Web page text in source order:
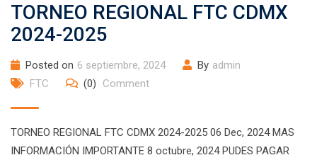
TORNEO REGIONAL FTC CDMX
2024-2025
Posted on 6 septiembre, 2024 By admin
FTC
(0) Comment
TORNEO REGIONAL FTC CDMX 2024-2025 06 Dec, 2024 MAS
INFORMACIÓN IMPORTANTE 8 octubre, 2024 PUDES PAGAR